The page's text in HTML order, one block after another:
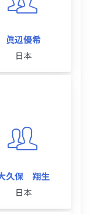
眞辺優希
日本
久保 翔生
日本